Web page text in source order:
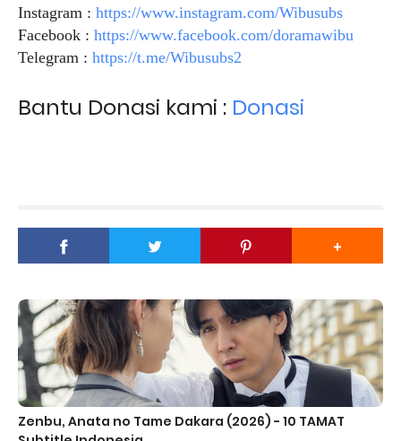
Instagram : https://www.instagram.com/Wibusubs
Facebook : https://www.facebook.com/doramawibu
Telegram : https://t.me/Wibusubs2
Bantu Donasi kami : Donasi
Zenbu, Anata no Tame Dakara (2026) - 10 TAMAT